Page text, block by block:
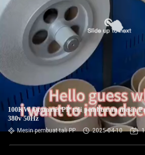
100KW Otomatis PP tali pembuatan mesin
380v 50Hz
Mesin pembuat tali PP 2025-04-10